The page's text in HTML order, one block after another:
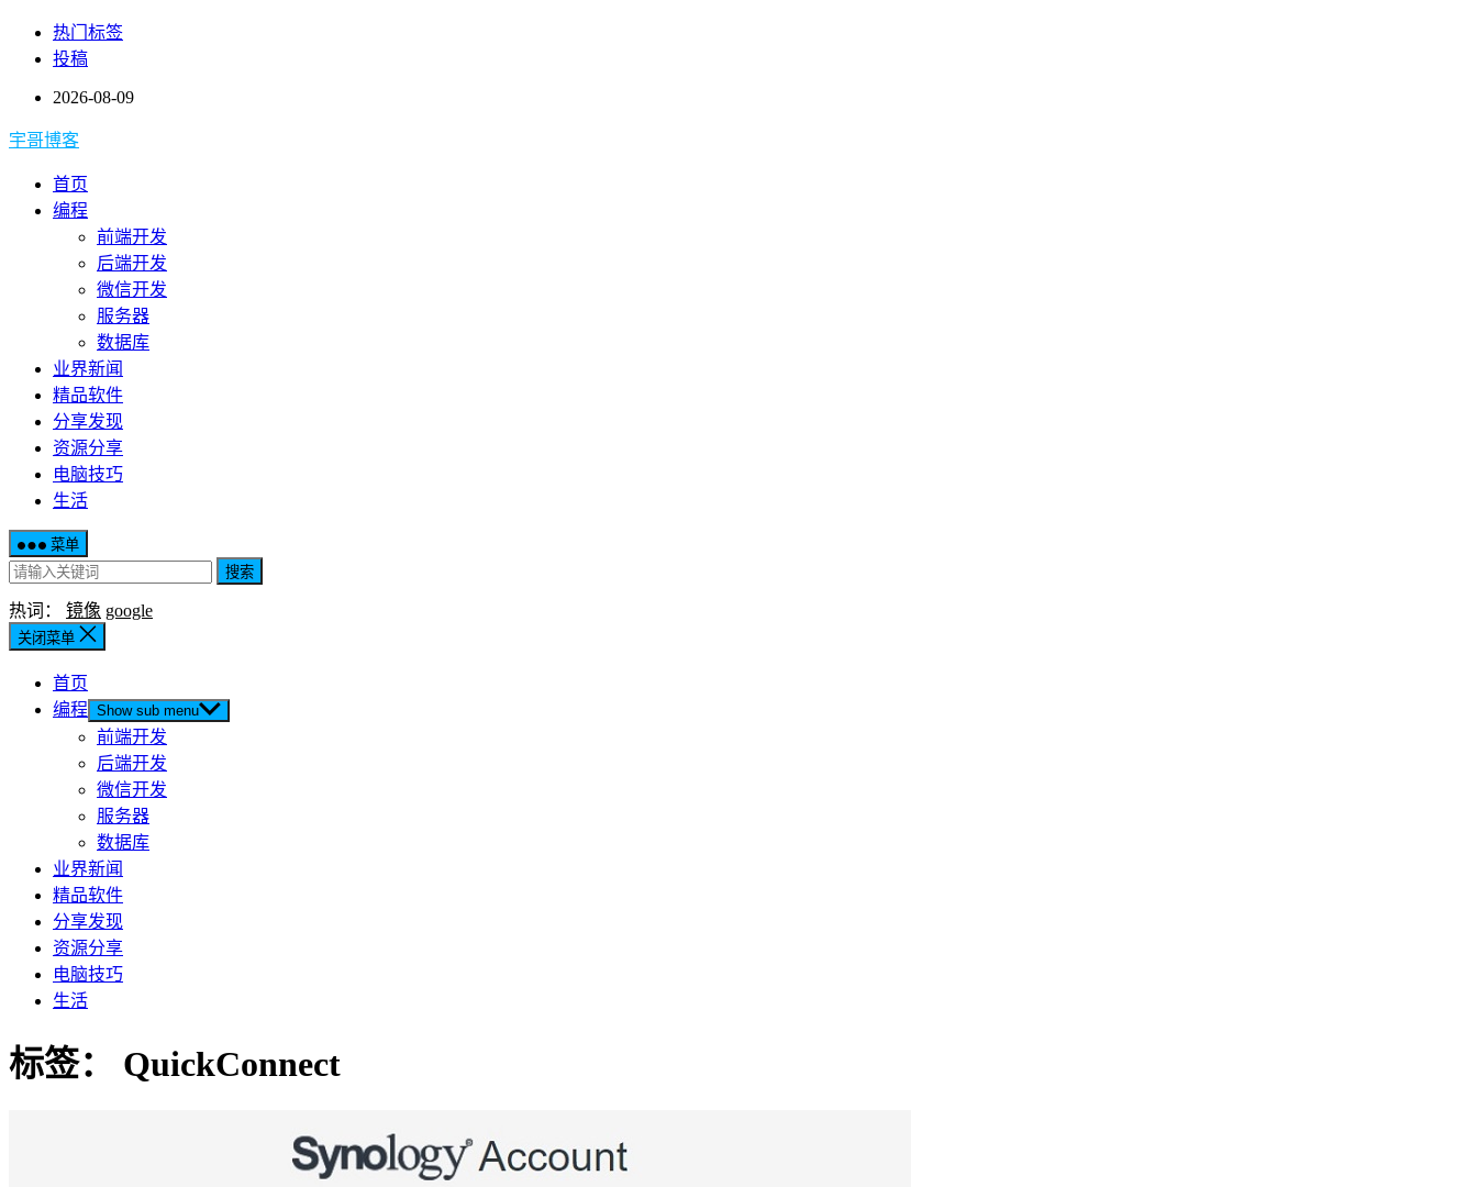
热门标签
投稿
2026-08-09
宇哥博客
首页
编程
前端开发
后端开发
微信开发
服务器
数据库
业界新闻
精品软件
分享发现
资源分享
电脑技巧
生活
菜单
搜索
热词： 镜像 google
关闭菜单
首页
编程 Show sub menu
前端开发
后端开发
微信开发
服务器
数据库
业界新闻
精品软件
分享发现
资源分享
电脑技巧
生活
标签： QuickConnect